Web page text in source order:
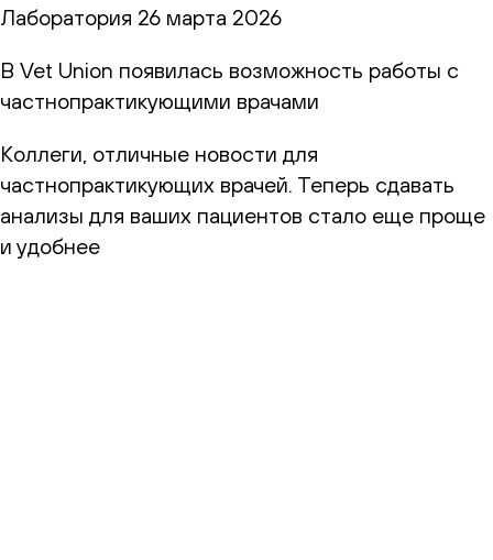
Лаборатория 26 марта 2026
В Vet Union появилась возможность работы с
частнопрактикующими врачами
Коллеги, отличные новости для
частнопрактикующих врачей. Теперь сдавать
анализы для ваших пациентов стало еще проще
и удобнее